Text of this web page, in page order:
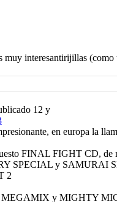
muy interesantirijillas
12 y
en europa la
FINAL FIGHT CD,
SPECIAL y SAMURAI
2
MEGAMIX y MIGHTY